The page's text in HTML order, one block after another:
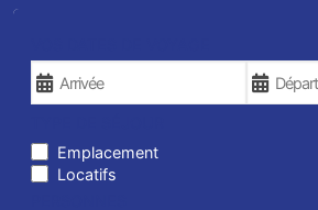
Emplacement
Locatifs